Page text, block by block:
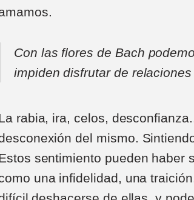
Con las flores de Bach
impiden disfrutar de
rabia, ira, celos,
del mismo.
sentimiento pueden haber
una infidelidad, una